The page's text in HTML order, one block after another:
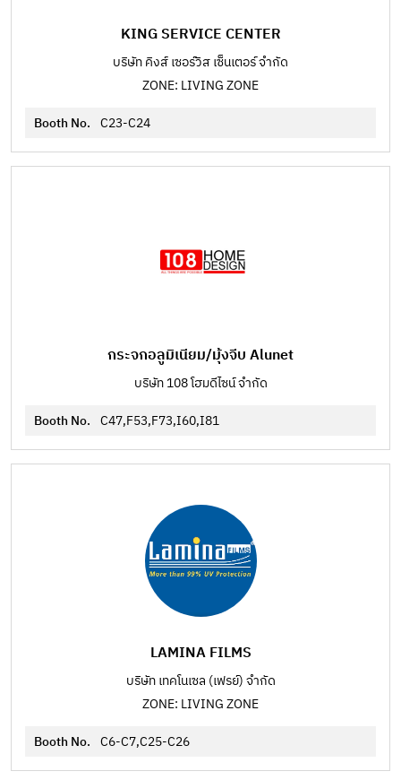
KING SERVICE CENTER
บริษัท คิงส์ เซอร์วิส เซ็นเตอร์ จำกัด
ZONE: LIVING ZONE
Booth No. C23-C24
กระจกอลูมิเนียม/มุ้งจีบ Alunet
บริษัท 108 โฮมดีไซน์ จำกัด
Booth No. C47,F53,F73,I60,I81
LAMINA FILMS
บริษัท เทคโนเซล (เฟรย์) จำกัด
ZONE: LIVING ZONE
Booth No. C6-C7,C25-C26